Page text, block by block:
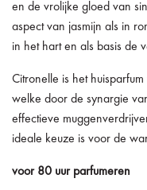
en de vrolijke gloed van
aspect van jasmijn als in
in het hart en als basis de
Citronelle is het
welke door de synargie
effectieve
ideale keuze is voor de
voor 80 uur parfumeren